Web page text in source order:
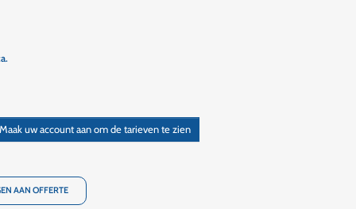
Maak uw account aan om de tarieven te zien
AAN OFFERTE